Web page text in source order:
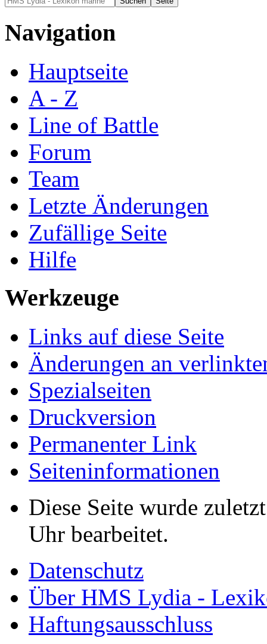
Navigation
Hauptseite
A - Z
Line of Battle
Forum
Team
Letzte Änderungen
Zufällige Seite
Hilfe
Werkzeuge
Links auf diese Seite
Änderungen an
Spezialseiten
Druckversion
Permanenter Link
Seiten­informationen
Diese Seite wurde
Uhr bearbeitet.
Datenschutz
Über HMS Lydia -
Haftungsausschluss